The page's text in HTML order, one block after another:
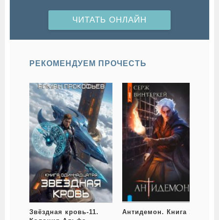
ЧИТАТЬ ОНЛАЙН
РЕКОМЕНДУЕМ ПРОЧЕСТЬ
Звёздная кровь-11.
Антидемон. Книга 10